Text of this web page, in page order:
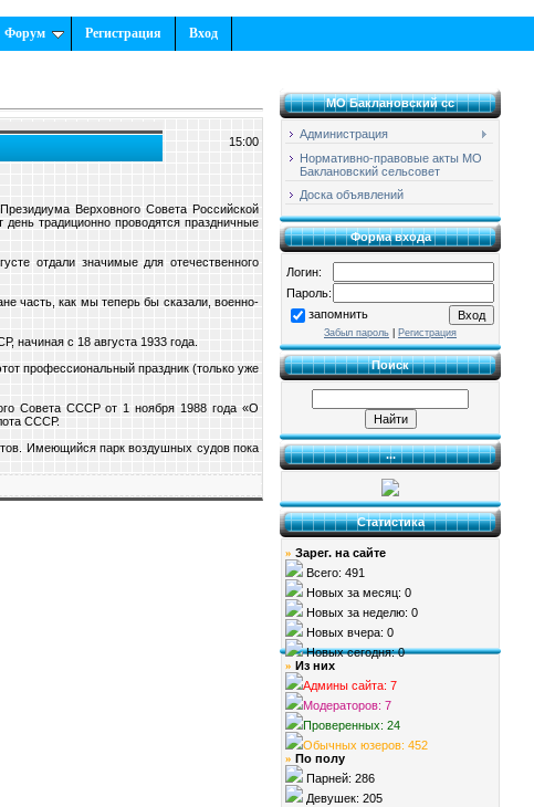
Форум Регистрация Вход
15:00
Верховного Совета Российской
традиционно проводятся праздничные
отдали значимые для отечественного
часть, как мы теперь бы сказали, военно-
начиная с 18 августа 1933 года.
профессиональный праздник (только уже
Совета СССР от 1 ноября 1988 года «О
СССР.
Имеющийся парк воздушных судов пока
МО Баклановский сс
Администрация
Нормативно-правовые акты МО
Баклановский сельсовет
Доска объявлений
Форма входа
Логин:
Пароль:
запомнить
Забыл пароль Регистрация
Поиск
...
Статистика
» Зарег. на сайте
Всего: 491
Новых за месяц: 0
Новых за неделю: 0
Новых вчера: 0
Новых сегодня: 0
» Из них
Админы сайта: 7
Модераторов: 7
Проверенных: 24
Обычных юзеров: 452
» По полу
Парней: 286
Девушек: 205